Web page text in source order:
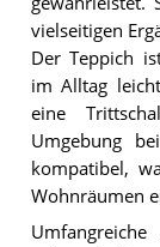
vielseitigen
Der Teppich
im Alltag
eine
Umgebung
kompatibel,
Wohnräumen
Umfangreiche